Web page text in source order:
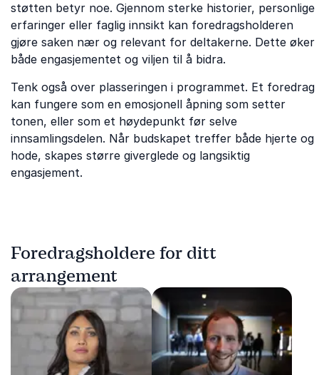
støtten betyr noe. Gjennom sterke historier, personlige
erfaringer eller faglig innsikt kan foredragsholderen
gjøre saken nær og relevant for deltakerne. Dette øker
både engasjementet og viljen til å bidra.
Tenk også over plasseringen i programmet. Et foredrag
kan fungere som en emosjonell åpning som setter
tonen, eller som et høydepunkt før selve
innsamlingsdelen. Når budskapet treffer både hjerte og
hode, skapes større giverglede og langsiktig
engasjement.
Foredragsholdere for ditt
arrangement